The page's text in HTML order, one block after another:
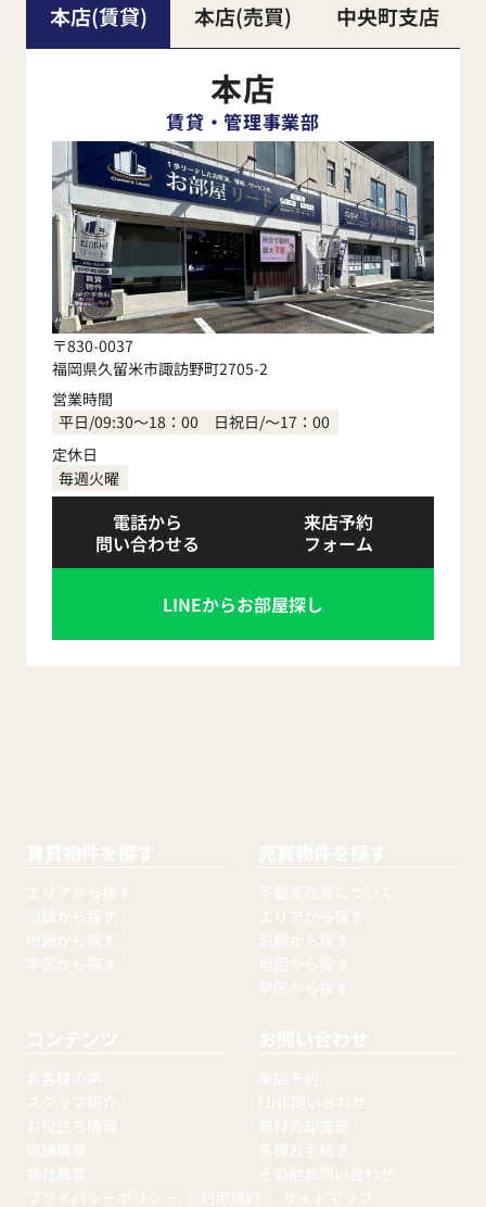
本店(賃貸) 本店(売買) 中央町支店
本店
賃貸・管理事業部
〒830-0037
福岡県久留米市諏訪野町2705-2
営業時間
平日/09:30～18：00 日祝日/～17：00
定休日
毎週火曜
電話から
問い合わせる
来店予約
フォーム
LINEからお部屋探し
賃貸物件を探す
エリアから探す
沿線から探す
地図から探す
学区から探す
売買物件を探す
不動産売買について
エリアから探す
沿線から探す
地図から探す
学区から探す
コンテンツ
お客様の声
スタッフ紹介
お役立ち情報
店舗情報
会社概要
お問い合わせ
来店予約
LINE問い合わせ
無料売却査定
各種お手続き
その他お問い合わせ
プライバシーポリシー
利用規約 サイトマップ